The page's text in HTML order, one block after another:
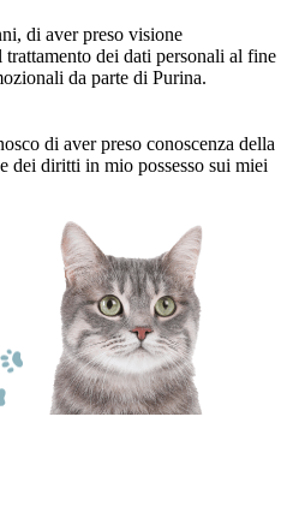
di aver preso visione
dei dati personali al fine
da parte di Purina.
di aver preso conoscenza della
e dei diritti in mio possesso sui miei